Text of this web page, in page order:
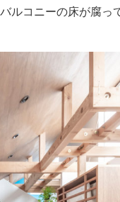
ルコニーの床が腐っ